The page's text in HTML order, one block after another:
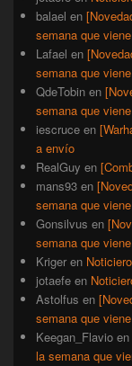
balael en
semana que viene
Lafael en
semana que viene
QdeTobin en
semana que viene
iescruce en
a envío
RealGuy en
mans93 en
semana que viene
Gonsilvus en
semana que viene
Kriger en
jotaefe en
Astolfus en
semana que viene
Keegan_Flavio en
la semana que